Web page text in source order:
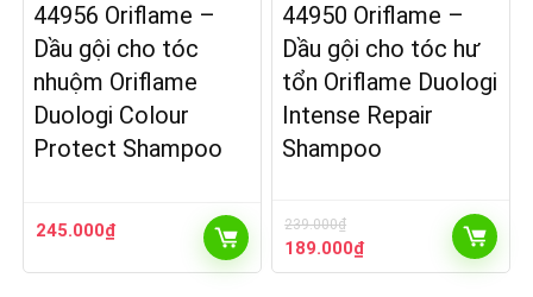
44956 Oriflame –
Dầu gội cho tóc
nhuộm Oriflame
Duologi Colour
Protect Shampoo
245.000₫
44950 Oriflame –
Dầu gội cho tóc hư
tổn Oriflame Duologi
Intense Repair
Shampoo
239.000₫
Giá
gốc
189.000₫Giá
hiện